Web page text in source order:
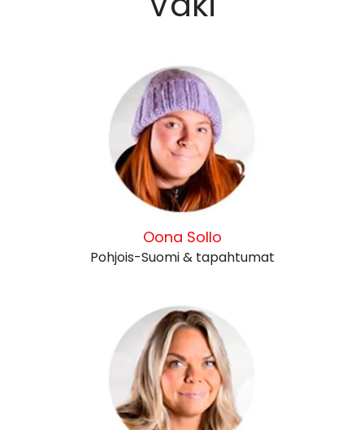
Oona Sollo
Pohjois-Suomi & tapahtumat